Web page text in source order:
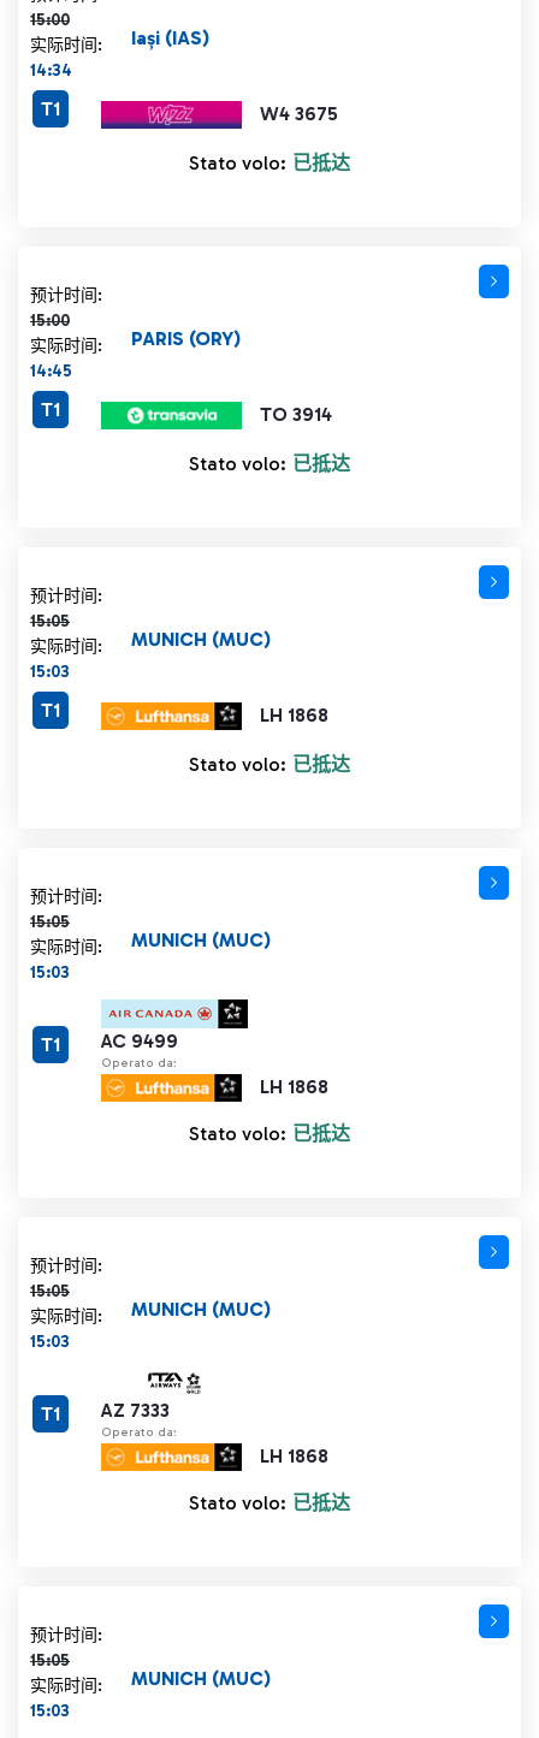
15:00
实际时间:
14:34
W4 3675
Iași (IAS)
T1
Stato volo: 已抵达
预计时间:
15:00
计划时间 15:00 删除线
实际时间:
14:45
TO 3914
PARIS (ORY)
T1
Stato volo: 已抵达
预计时间:
15:05
计划时间 15:05 删除线
实际时间:
15:03
LH 1868
MUNICH (MUC)
T1
Stato volo: 已抵达
预计时间:
15:05
计划时间 15:05 删除线
实际时间:
15:03
AC 9499
Operato da:
LH 1868
MUNICH (MUC)
T1
Stato volo: 已抵达
预计时间:
15:05
计划时间 15:05 删除线
实际时间:
15:03
AZ 7333
Operato da:
LH 1868
MUNICH (MUC)
T1
Stato volo: 已抵达
预计时间:
15:05
计划时间 15:05 删除线
实际时间:
15:03
MUNICH (MUC)